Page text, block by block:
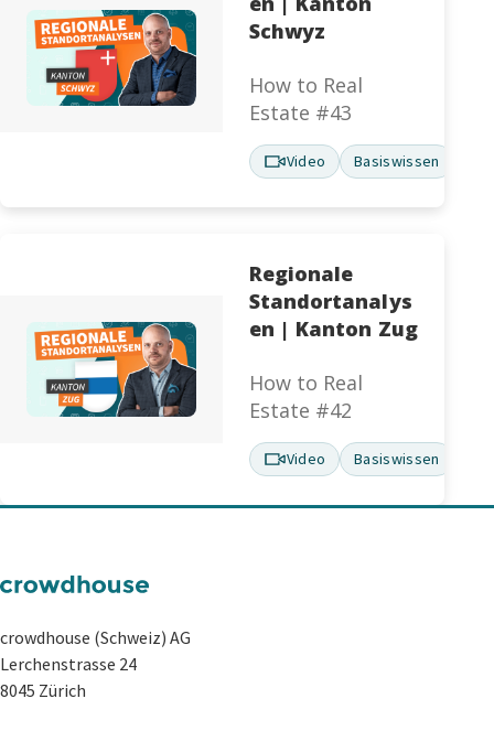
Schwyz
How to Real
Estate #43
Video Basiswissen
Regionale
Standortanalys
en | Kanton Zug
How to Real
Estate #42
Video Basiswissen
crowdhouse (Schweiz) AG
Lerchenstrasse 24
8045 Zürich